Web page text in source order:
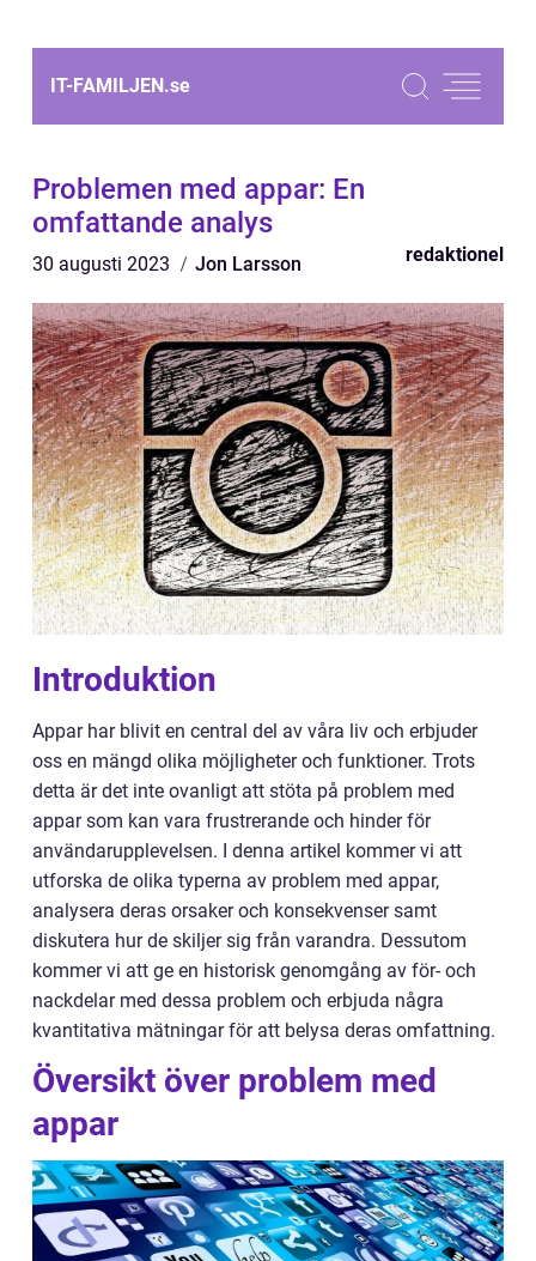
IT-FAMILJEN.se
Problemen med appar: En
omfattande analys
30 augusti 2023 Jon Larsson redaktionel
Introduktion
Appar har blivit en central del av våra liv och erbjuder
oss en mängd olika möjligheter och funktioner. Trots
detta är det inte ovanligt att stöta på problem med
appar som kan vara frustrerande och hinder för
användarupplevelsen. I denna artikel kommer vi att
utforska de olika typerna av problem med appar,
analysera deras orsaker och konsekvenser samt
diskutera hur de skiljer sig från varandra. Dessutom
kommer vi att ge en historisk genomgång av för- och
nackdelar med dessa problem och erbjuda några
kvantitativa mätningar för att belysa deras omfattning.
Översikt över problem med
appar